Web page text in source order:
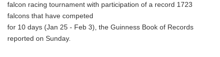
falcon racing tournament with participation of a record 1723
falcons that have competed
for 10 days (Jan 25 - Feb 3), the Guinness Book of Records
reported on Sunday.